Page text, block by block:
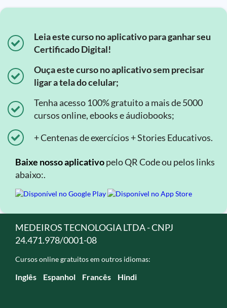
Leia este curso no aplicativo para ganhar seu
Certificado Digital!
Ouça este curso no aplicativo sem precisar
ligar a tela do celular;
Tenha acesso 100% gratuito a mais de 5000
cursos online, ebooks e áudiobooks;
+ Centenas de exercícios + Stories Educativos.
Baixe nosso aplicativopelo QR Code ou pelos links
abaixo:.
MEDEIROS TECNOLOGIA LTDA - CNPJ
24.471.978/0001-08
Cursos online gratuitos em outros idiomas:
Inglês Espanhol Francês Hindi